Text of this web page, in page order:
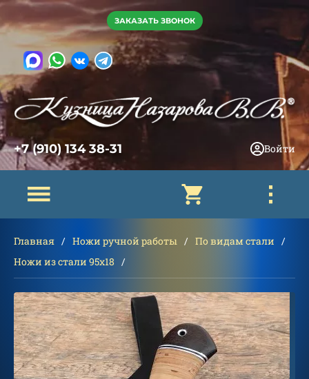
ЗАКАЗАТЬ ЗВОНОК
+7 (910) 134 38-31 Войти
Главная Ножи ручной работы
По видам стали
Ножи из стали 95х18